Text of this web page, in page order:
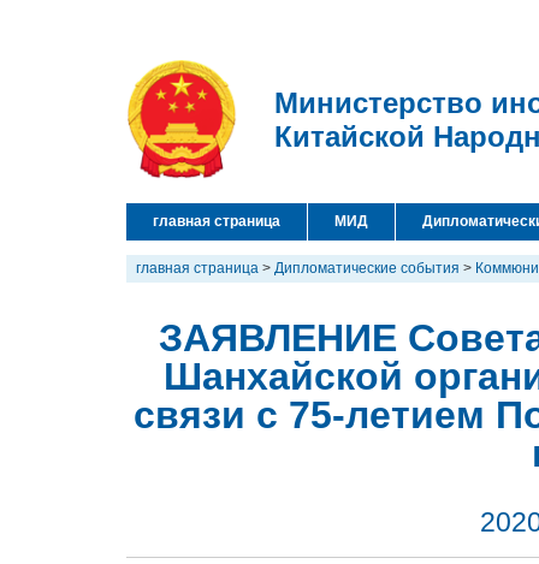
Министерство
Китайской
главная страница МИД
главная страница > Дипломатические события >
ЗАЯВЛЕНИЕ Совета
Шанхайской
связи с 75-летием